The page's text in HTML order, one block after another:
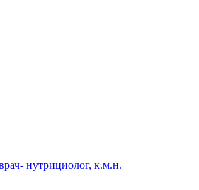
нутрициолог, к.м.н.